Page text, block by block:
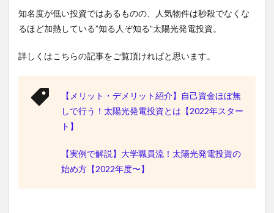
知名度が低い投資ではあるものの、人気物件は秒殺でなくな
るほど加熱している”知る人ぞ知る”太陽光発電投資。
詳しくはこちらの記事をご覧頂ければと思います。
【メリット・デメリット紹介】自己資金ほぼ無
しで行う！太陽光発電投資とは【2022年スター
ト】
【実例で解説】大学職員流！太陽光発電投資の
始め方【2022年度〜】